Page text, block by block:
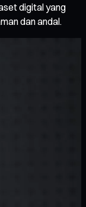
digital yang
dan andal.